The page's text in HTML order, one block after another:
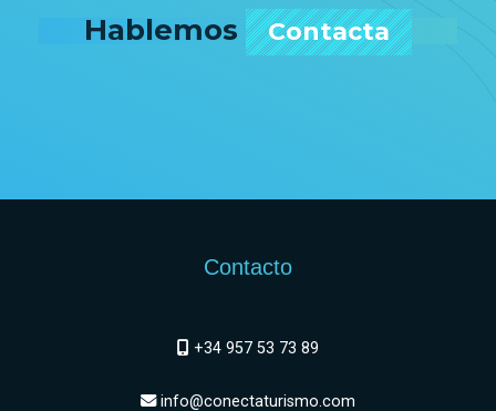
Hablemos Contacta
Contacto
+34 957 53 73 89
info@conectaturismo.com